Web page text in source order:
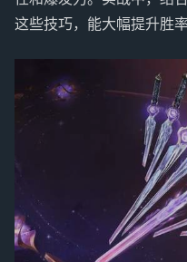
这些技巧，能大幅提升胜率